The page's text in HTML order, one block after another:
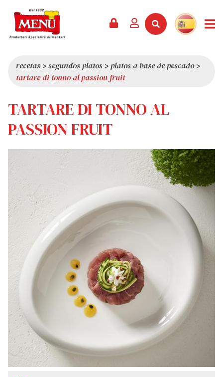
CATÁLOGO
SERVICIOS
ÚLTIMAS NOVEDADES
PREMIOS
RESEÑA DE LA PRENSA
QUIÉNES SOMOS
CALIDAD
VALORES
CURIOSIDADES
SHOWROOM
TRABAJA CON NOSOTROS
recetas >segundos platos >platos a base de pescado>
tartare di tonno al passion fruit
TARTARE DI TONNO AL
PASSION FRUIT